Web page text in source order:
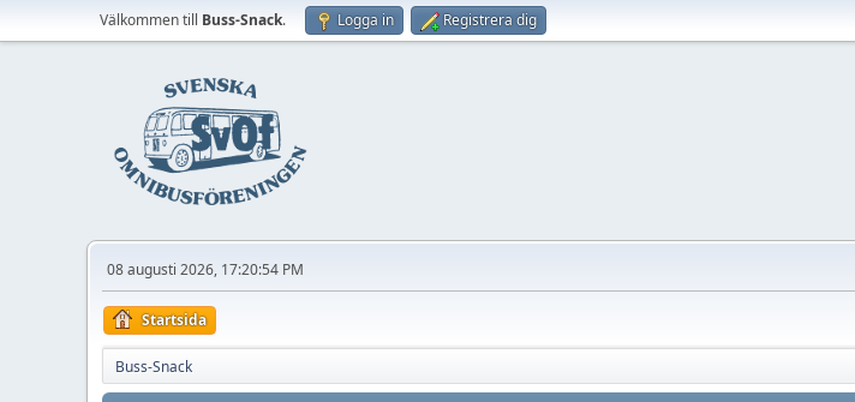
Välkommen till Buss-Snack. Logga in Registrera dig
08 augusti 2026, 17:20:54 PM
Startsida
Buss-Snack